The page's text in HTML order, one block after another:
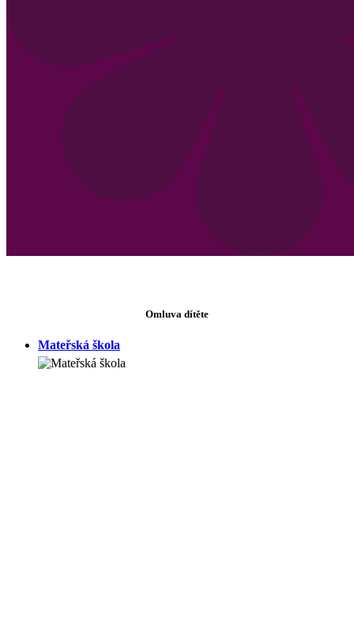
Omluva dítěte
Mateřská škola